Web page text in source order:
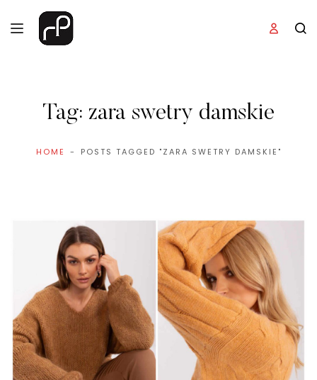
Tag: zara swetry damskie
HOME POSTS TAGGED "ZARA SWETRY DAMSKIE"